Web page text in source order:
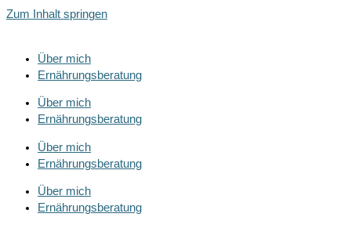
Zum Inhalt springen
Über mich
Ernährungsberatung
Über mich
Ernährungsberatung
Über mich
Ernährungsberatung
Über mich
Ernährungsberatung